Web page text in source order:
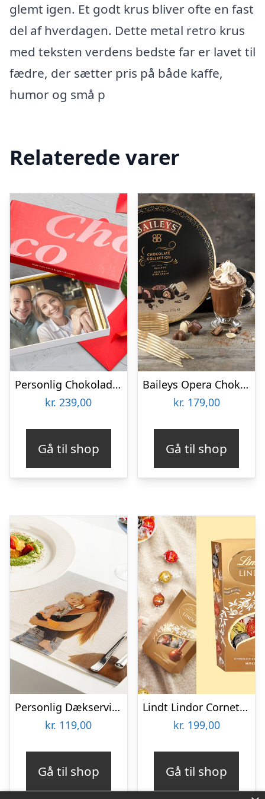
glemt igen. Et godt krus bliver ofte en fast
del af hverdagen. Dette metal retro krus
med teksten verdens bedste far er lavet til
fædre, der sætter pris på både kaffe,
humor og små p
Relaterede varer
Personlig Chokoladeplade med Billede
kr. 239,00
Gå til shop
Baileys Opera Chokoladeæske
kr. 179,00
Gå til shop
Personlig Dækserviet med Billede
kr. 119,00
Gå til shop
Lindt Lindor Cornet 500 gram – Blandet chokolade
kr. 199,00
Gå til shop